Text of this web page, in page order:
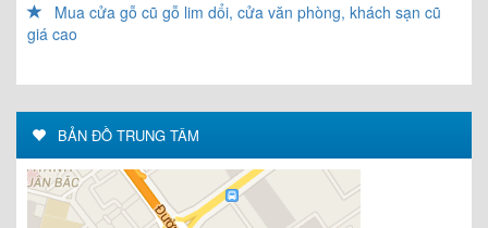
Mua cửa gỗ cũ gỗ lim dổi, cửa văn phòng, khách sạn cũ
giá cao
BẢN ĐỒ TRUNG TÂM